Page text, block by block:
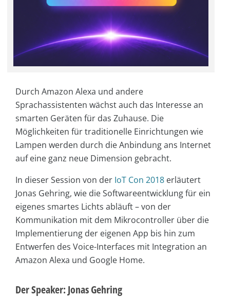
Durch Amazon Alexa und andere
Sprachassistenten wächst auch das Interesse an
smarten Geräten für das Zuhause. Die
Möglichkeiten für traditionelle Einrichtungen wie
Lampen werden durch die Anbindung ans Internet
auf eine ganz neue Dimension gebracht.
In dieser Session von der IoT Con 2018 erläutert
Jonas Gehring, wie die Softwareentwicklung für ein
eigenes smartes Lichts abläuft – von der
Kommunikation mit dem Mikrocontroller über die
Implementierung der eigenen App bis hin zum
Entwerfen des Voice-Interfaces mit Integration an
Amazon Alexa und Google Home.
Der Speaker: Jonas Gehring